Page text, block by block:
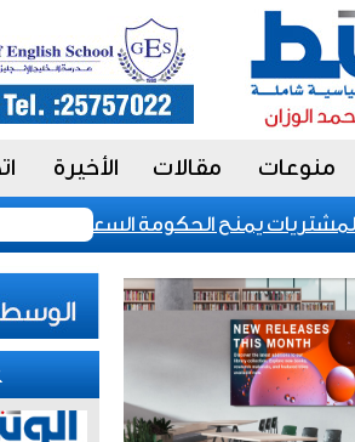
منوعات مقالات الأخيرة
يمنح الحكومة السعودية أدوات